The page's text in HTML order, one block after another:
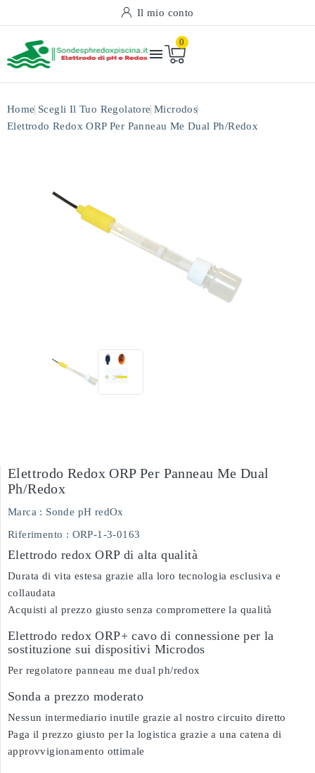
Il mio conto

0
Home Scegli Il Tuo Regolatore Microdos
Elettrodo Redox ORP Per Panneau Me Dual Ph/redox
Elettrodo Redox ORP Per Panneau Me Dual
Ph/redox
Marca : Sonde pH redOx
Riferimento : ORP-1-3-0163
Elettrodo redox ORP di alta qualità
Durata di vita estesa grazie alla loro tecnologia esclusiva e
collaudata
Acquisti al prezzo giusto senza compromettere la qualità
Elettrodo redox ORP+ cavo di connessione per la
sostituzione sui dispositivi Microdos
Per regolatore panneau me dual ph/redox
Sonda a prezzo moderato
Nessun intermediario inutile grazie al nostro circuito diretto
Paga il prezzo giusto per la logistica grazie a una catena di
approvvigionamento ottimale